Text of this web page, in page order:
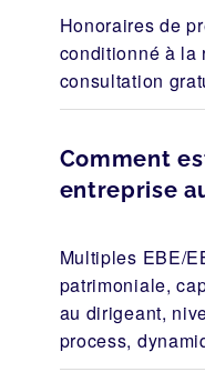
Honoraires de
conditionné à la
consultation
Comment
entreprise
Multiples EBE/
patrimoniale,
au dirigeant,
process,